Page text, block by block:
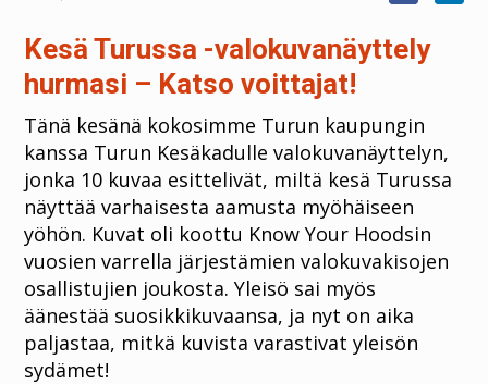
Kesä Turussa -valokuvanäyttely
hurmasi – Katso voittajat!
Tänä kesänä kokosimme Turun kaupungin
kanssa Turun Kesäkadulle valokuvanäyttelyn,
jonka 10 kuvaa esittelivät, miltä kesä Turussa
näyttää varhaisesta aamusta myöhäiseen
yöhön. Kuvat oli koottu Know Your Hoodsin
vuosien varrella järjestämien valokuvakisojen
osallistujien joukosta. Yleisö sai myös
äänestää suosikkikuvaansa, ja nyt on aika
paljastaa, mitkä kuvista varastivat yleisön
sydämet!